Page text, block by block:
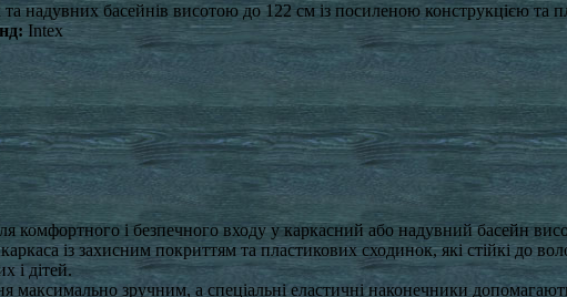
надувних басейнів висотою до 122 см із посиленою конструкцією та
Intex
комфортного і безпечного входу у каркасний або надувний басейн
із захисним покриттям та пластикових сходинок, які стійкі до
і дітей.
максимально зручним, а спеціальні еластичні наконечники